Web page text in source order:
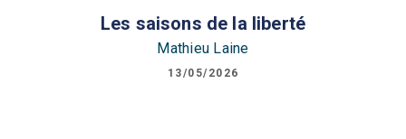
Les saisons de la liberté
Mathieu Laine
13/05/2026